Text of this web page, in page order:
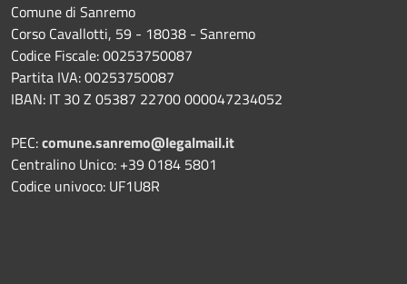
Comune di Sanremo
Corso Cavallotti, 59 - 18038 - Sanremo
Codice Fiscale: 00253750087
Partita IVA: 00253750087
IBAN: IT 30 Z 05387 22700 000047234052
PEC:comune.sanremo@legalmail.it
Centralino Unico: +39 0184 5801
Codice univoco: UF1U8R